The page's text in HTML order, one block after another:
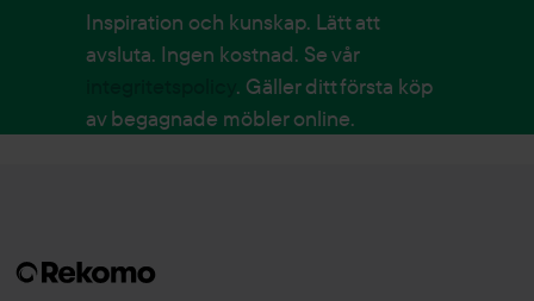
Inspiration och kunskap. Lätt att
avsluta. Ingen kostnad. Se vår
. Gäller ditt första köp
av begagnade möbler online.